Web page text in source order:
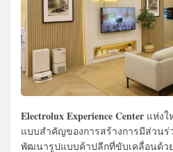
Electrolux Experience Center แห่งใ
แบบสำคัญของการสร้างการมีส่วนร่
พัฒนารูปแบบค้าปลีกที่ขับเคลื่อนด้ว